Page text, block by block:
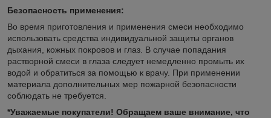
Безопасность применения:
Во время приготовления и применения смеси необходимо
использовать средства индивидуальной защиты органов
дыхания, кожных покровов и глаз. В случае попадания
растворной смеси в глаза следует немедленно промыть их
водой и обратиться за помощью к врачу. При применении
материала дополнительных мер пожарной безопасности
соблюдать не требуется.
*Уважаемые покупатели! Обращаем ваше внимание, что